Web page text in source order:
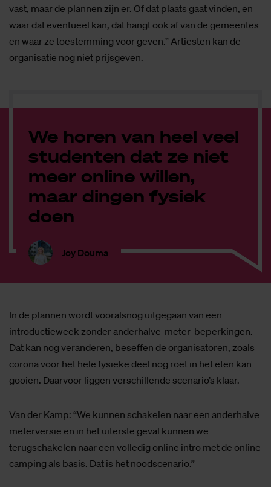
vast, maar de plannen zijn er. Of dat plaats gaat vinden, en
waar dat eventueel kan, dat hangt ook af van de gemeentes
en waar ze toestemming voor geven.” Artiesten kan de
organisatie nog niet prijsgeven.
We horen van heel veel
studenten dat ze niet
meer online willen,
maar dingen fysiek
doen
Joy Douma
In de plannen wordt vooralsnog uitgegaan van een
introductieweek zonder anderhalve-meter-beperkingen.
Dat kan nog veranderen, beseffen de organisatoren, zoals
corona voor het hele fysieke deel nog roet in het eten kan
gooien. Daarvoor liggen verschillende scenario’s klaar.
Van der Kamp: “We kunnen schakelen naar een anderhalve
meterversie en in het uiterste geval kunnen we
terugschakelen naar een volledig online intro met de online
camping als basis. Dat is het noodscenario.”